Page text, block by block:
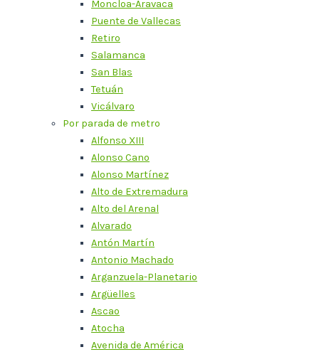
Moncloa-Aravaca
Puente de Vallecas
Retiro
Salamanca
San Blas
Tetuán
Vicálvaro
Por parada de metro
Alfonso XIII
Alonso Cano
Alonso Martínez
Alto de Extremadura
Alto del Arenal
Alvarado
Antón Martín
Antonio Machado
Arganzuela-Planetario
Argüelles
Ascao
Atocha
Avenida de América